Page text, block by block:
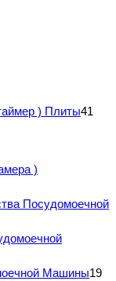
) Плиты41
)
Посудомоечной
Машины19